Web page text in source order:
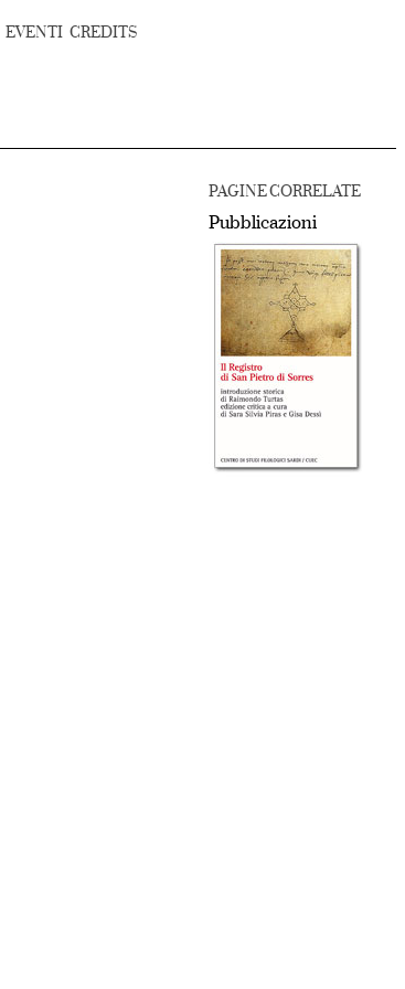
EVENTI CREDITS
PAGINE CORRELATE
Pubblicazioni